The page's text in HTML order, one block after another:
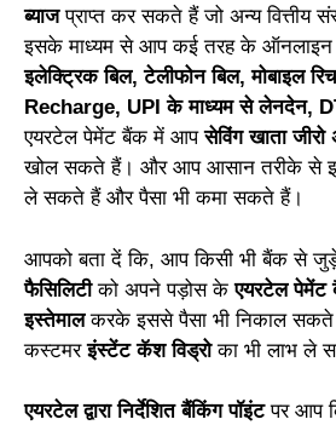
ब्याजप्राप्त कर सकते हैं जो अन्य वित्तीय
इसके माध्यम से आप कई तरह के
इलेक्ट्रिक बिल, टेलीफोन बिल, मोबाइल
Recharge, UPI के माध्यम से लेनदेन,
एयरटेल पेमेंट बैंक में आपसेविंग खाता
खोल सकते हैं। और आप आसान तरीके से
ले सकते हैं और पैसा भी कमा सकते हैं।
आपको बता दें कि, आप किसी भी बैंक से
फैसिलिटीको अपने पड़ोस केएयरटेल पेमेंट
इस्तेमालकरके इससे पैसा भी निकाल
कस्टमरइंस्टेंट कॅश विड्रोका भी लाभ ले
एयरटेल द्वारा निर्देशित बैंकिंग पॉइंटपर आप